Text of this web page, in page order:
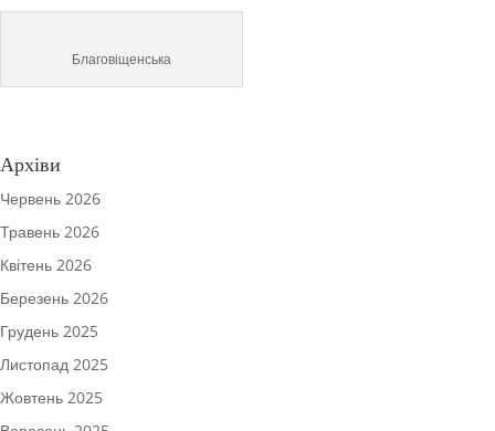
Благовіщенська
Архіви
Червень 2026
Травень 2026
Квітень 2026
Березень 2026
Грудень 2025
Листопад 2025
Жовтень 2025